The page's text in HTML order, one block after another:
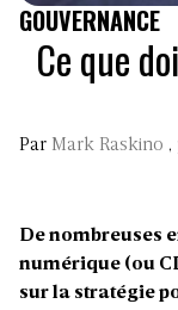
GOUVERNANCE
Ce que
Par Mark Raskino ,
De nombreuses
numérique (ou
sur la stratégie